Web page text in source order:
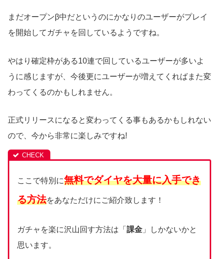
まだオープンβ中だというのにかなりのユーザーがプレイ
を開始してガチャを回しているようですね。
やはり確定枠がある10連で回しているユーザーが多いよ
うに感じますが、今後更にユーザーが増えてくればまた変
わってくるのかもしれません。
正式リリースになると変わってくる事もあるかもしれない
ので、今から非常に楽しみですね!
ここで特別に無料でダイヤを大量に入手でき
る方法をあなただけにご紹介致します！
ガチャを楽に沢山回す方法は「 課金 」しかないかと
思います。